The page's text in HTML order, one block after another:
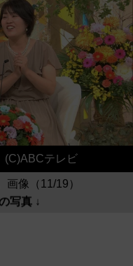
(C)ABCテレビ
画像（11/19）
写真 ↓